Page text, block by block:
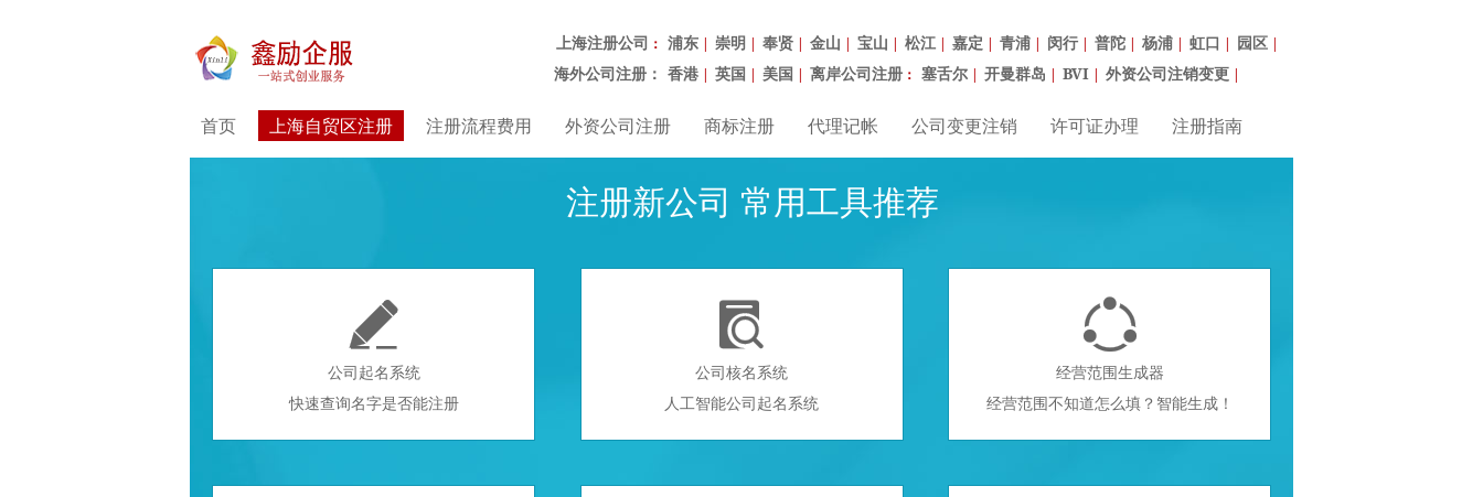
上海注册公司 ： 浦东 | 崇明 | 奉贤 | 金山 | 宝山 | 松江 | 嘉定 | 青浦 | 闵行 | 普陀 | 杨浦 | 虹口 | 园区 |
海外公司注册： 香港 | 英国 | 美国 | 离岸公司注册 ： 塞舌尔 | 开曼群岛 | BVI | 外资公司注销变更 |
首页 上海自贸区注册 注册流程费用 外资公司注册 商标注册 代理记帐 公司变更注销 许可证办理 注册指南
注册新公司 常用工具推荐

公司起名系统
快速查询名字是否能注册

公司核名系统
人工智能公司起名系统

经营范围生成器
经营范围不知道怎么填？智能生成！